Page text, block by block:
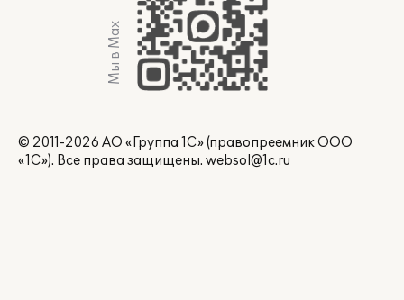
Мы в Max
© 2011-2026 АО «Группа 1С» (правопреемник ООО
«1С»). Все права защищены. websol@1c.ru